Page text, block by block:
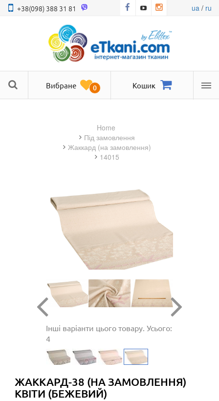
+38(098) 388 31 81 ua/ ru
Вибране 0 Кошик
Home
під замовлення
жаккард (на замовлення)
14015
Інші варіанти цього товару. Усього:
4
ЖАККАРД-38 (НА ЗАМОВЛЕННЯ)
КВІТИ (БЕЖЕВИЙ)